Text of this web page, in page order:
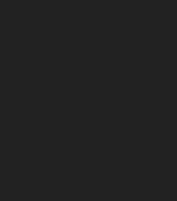
ド。陽気が良い日は外のベンチで